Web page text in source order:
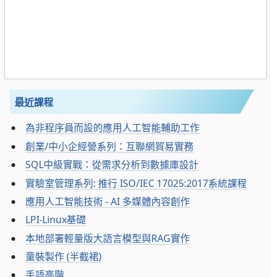
最近課程
為非程序員而設的應用人工智能輔助工作
創業/中小企經營系列：互聯網貿易實務
SQL中級實戰：從需求分析到數據庫設計
實驗室管理系列: 推行 ISO/IEC 17025:2017系統課程
應用人工智能技術 - AI 多媒體內容創作
LPI-Linux基礎
本地部署輕量版大語言模型與RAG實作
童裝製作 (半截裙)